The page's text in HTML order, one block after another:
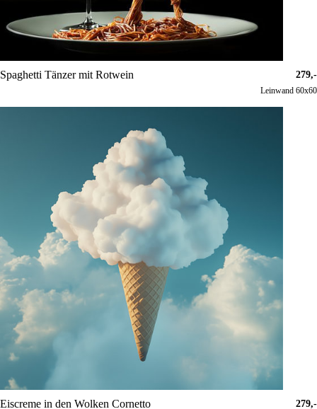
Spaghetti Tänzer mit Rotwein 279,-
Leinwand 60x60
Eiscreme in den Wolken Cornetto 279,-